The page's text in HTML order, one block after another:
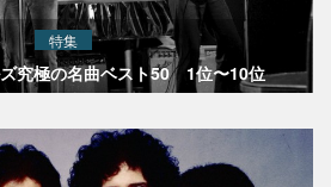
特集
究極の名曲ベスト50 1位〜10位